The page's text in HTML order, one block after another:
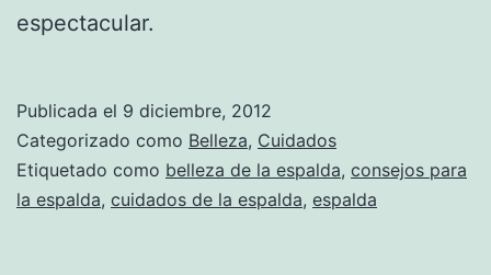
espectacular.
Publicada el 9 diciembre, 2012
Categorizado como Belleza, Cuidados
Etiquetado como belleza de la espalda, consejos para
la espalda, cuidados de la espalda, espalda